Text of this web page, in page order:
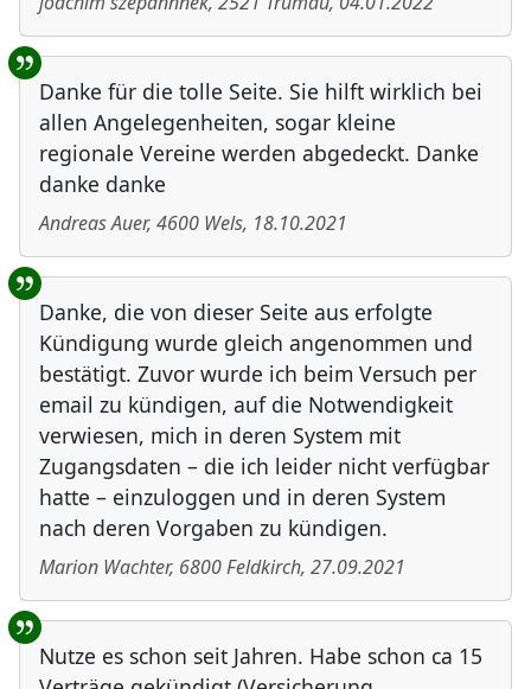
Danke für die tolle Seite. Sie hilft wirklich bei
allen Angelegenheiten, sogar kleine
regionale Vereine werden abgedeckt. Danke
danke danke
Andreas Auer, 4600 Wels, 18.10.2021
Danke, die von dieser Seite aus erfolgte
Kündigung wurde gleich angenommen und
bestätigt. Zuvor wurde ich beim Versuch per
email zu kündigen, auf die Notwendigkeit
verwiesen, mich in deren System mit
Zugangsdaten – die ich leider nicht verfügbar
hatte – einzuloggen und in deren System
nach deren Vorgaben zu kündigen.
Marion Wachter, 6800Feldkirch, 27.09.2021
Nutze es schon seit Jahren. Habe schon ca 15